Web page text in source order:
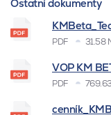
Ostatní dokumenty
PDF 31.58
VOP KM
PDF